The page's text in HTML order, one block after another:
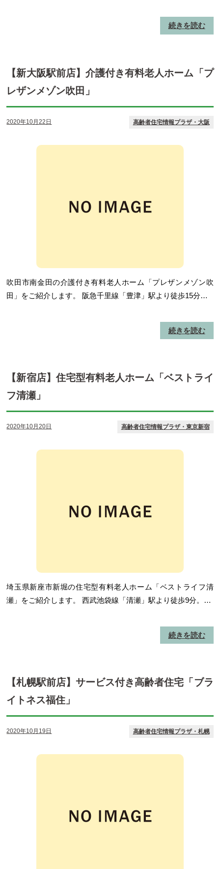
続きを読む
【新大阪駅前店】介護付き有料老人ホーム「プ
レザンメゾン吹田」
2020年10月22日 高齢者住宅情報プラザ・大阪
吹田市南金田の介護付き有料老人ホーム「プレザンメゾン吹
田」をご紹介します。 阪急千里線「豊津」駅より徒歩15分…
続きを読む
【新宿店】住宅型有料老人ホーム「ベストライ
フ清瀬」
2020年10月20日 高齢者住宅情報プラザ・東京新宿
埼玉県新座市新堀の住宅型有料老人ホーム「ベストライフ清
瀬」をご紹介します。 西武池袋線「清瀬」駅より徒歩9分。…
続きを読む
【札幌駅前店】サービス付き高齢者住宅「ブラ
イトネス福住」
2020年10月19日 高齢者住宅情報プラザ・札幌